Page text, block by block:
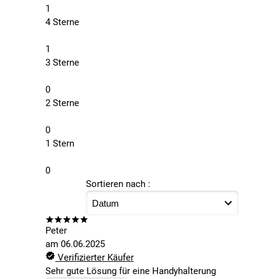
1
4 Sterne
1
3 Sterne
0
2 Sterne
0
1 Stern
0
Sortieren nach :
Peter
am 06.06.2025
Verifizierter Käufer
Sehr gute Lösung für eine Handyhalterung